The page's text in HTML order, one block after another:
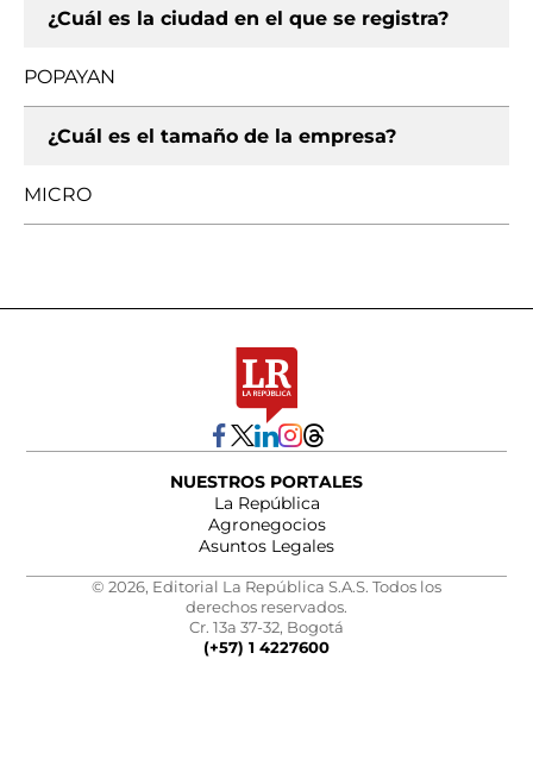
¿Cuál es la ciudad en el que se registra?
POPAYAN
¿Cuál es el tamaño de la empresa?
MICRO
NUESTROS PORTALES
La República
Agronegocios
Asuntos Legales
© 2026, Editorial La República S.A.S. Todos los
derechos reservados.
Cr. 13a 37-32, Bogotá
(+57) 1 4227600